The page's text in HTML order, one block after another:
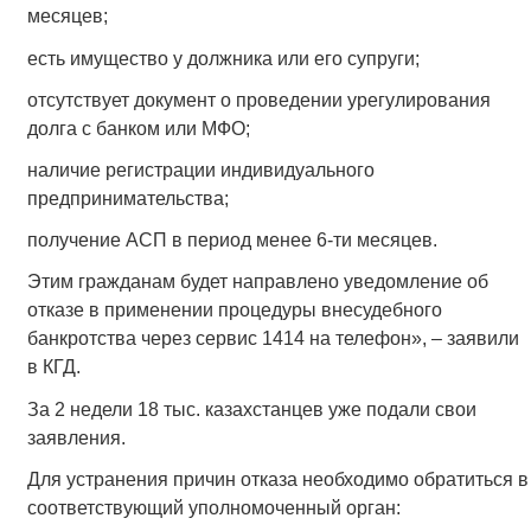
месяцев;
есть имущество у должника или его супруги;
отсутствует документ о проведении урегулирования
долга с банком или МФО;
наличие регистрации индивидуального
предпринимательства;
получение АСП в период менее 6-ти месяцев.
Этим гражданам будет направлено уведомление об
отказе в применении процедуры внесудебного
банкротства через сервис 1414 на телефон», – заявили
в КГД.
За 2 недели 18 тыс. казахстанцев уже подали свои
заявления.
Для устранения причин отказа необходимо обратиться в
соответствующий уполномоченный орган: